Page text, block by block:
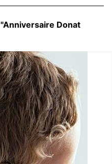
"Anniversaire Donat